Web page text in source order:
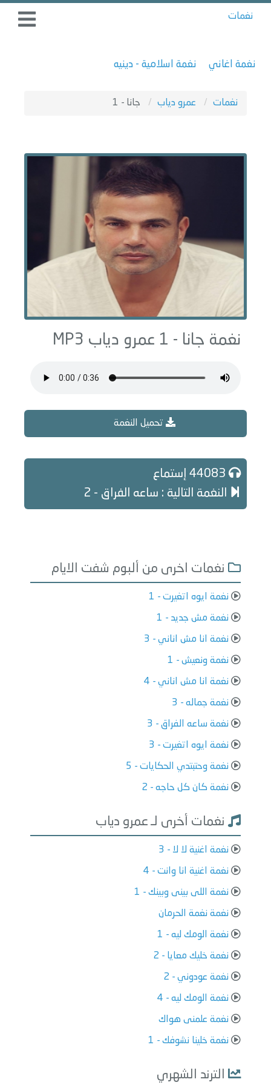
نغمات
نغمة اغاني نغمة اسلامية - دينيه
نغمات عمرو دياب جانا - 1
نغمة جانا - 1 عمرو دياب MP3
تحميل النغمة
النغمة التالية : ساعه الفراق - 2
نغمات اخرى من ألبوم شفت الايام
نغمة ايوه اتغيرت - 1
نغمة مش جديد - 1
نغمة انا مش اناني - 3
نغمة ونعيش - 1
نغمة انا مش اناني - 4
نغمة جماله - 3
نغمة ساعه الفراق - 3
نغمة ايوه اتغيرت - 3
نغمة وحتبتدي الحكايات - 5
نغمة كان كل حاجه - 2
نغمات أخرى لـ عمرو دياب
نغمة اغنية لا لا - 3
نغمة اغنية انا وانت - 4
نغمة اللى بينى وبينك - 1
نغمة نغمة الحرمان
نغمة الومك ليه - 1
نغمة خليك معايا - 2
نغمة عودوني - 2
نغمة الومك ليه - 4
نغمة علمنى هواك
نغمة خلينا نشوفك - 1
الترند الشهري